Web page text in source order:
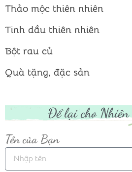
Thảo mộc thiên nhiên
Tinh dầu thiên nhiên
Bột rau củ
Quà tặng, đặc sản
Để lại cho Nhiên
Tên của Bạn